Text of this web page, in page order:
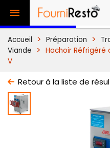

Accueil Préparation
Viande
Hachoir Réfrigéré
V
Retour à la liste de